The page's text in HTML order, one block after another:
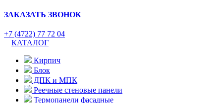
ЗАКАЗАТЬ ЗВОНОК
+7 (4722) 77 72 04
КАТАЛОГ
Кирпич
Блок
ДПК и МПК
Реечные стеновые панели
Термопанели фасадные